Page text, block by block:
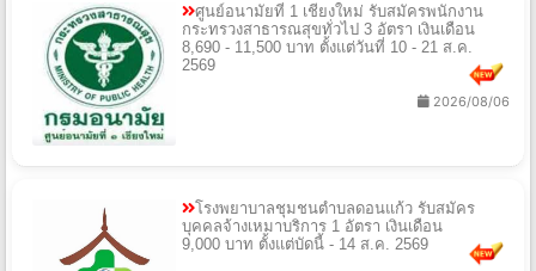
ศูนย์อนามัยที่ 1 เชียงใหม่ รับสมัครพนักงาน
กระทรวงสาธารณสุขทั่วไป 3 อัตรา เงินเดือน
8,690 - 11,500 บาท ตั้งแต่วันที่ 10 - 21 ส.ค.
2569
2026/08/06
โรงพยาบาลชุมชนตำบลดอนแก้ว รับสมัคร
บุคคลจ้างเหมาบริการ 1 อัตรา เงินเดือน
9,000 บาท ตั้งแต่บัดนี้ - 14 ส.ค. 2569